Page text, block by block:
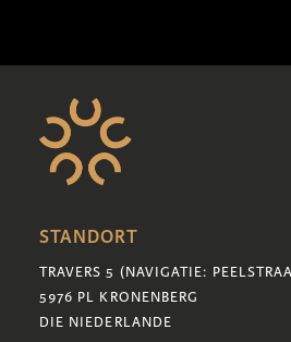
STANDORT
TRAVERS 5 (NAVIGATIE:
5976 PL KRONENBERG
DIE NIEDERLANDE